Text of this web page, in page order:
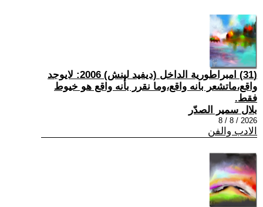
(31) امبراطورية الداخل (ديفيد لينش) 2006: لايوجد
واقع،ماتشعر بانه واقع،وما نقرر بأنه واقع هو خيوط
فقط.
بلال سمير الصدّر
2026 / 8 / 8
الادب والفن